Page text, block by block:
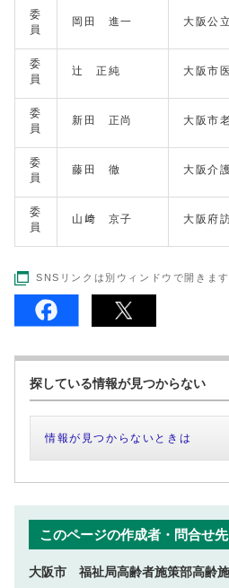
委
員
岡田 進一 大阪公
委
員
辻 正純 大阪市
委
員
新田 正尚 大阪市
委
員
藤田 徹 大阪介
委
員
山﨑 京子 大阪府
SNSリンクは別ウィンドウで開きます
探している情報が見つからない
情報が見つからないときは
このページの作成者・問合せ先
大阪市 福祉局高齢者施策部高齢